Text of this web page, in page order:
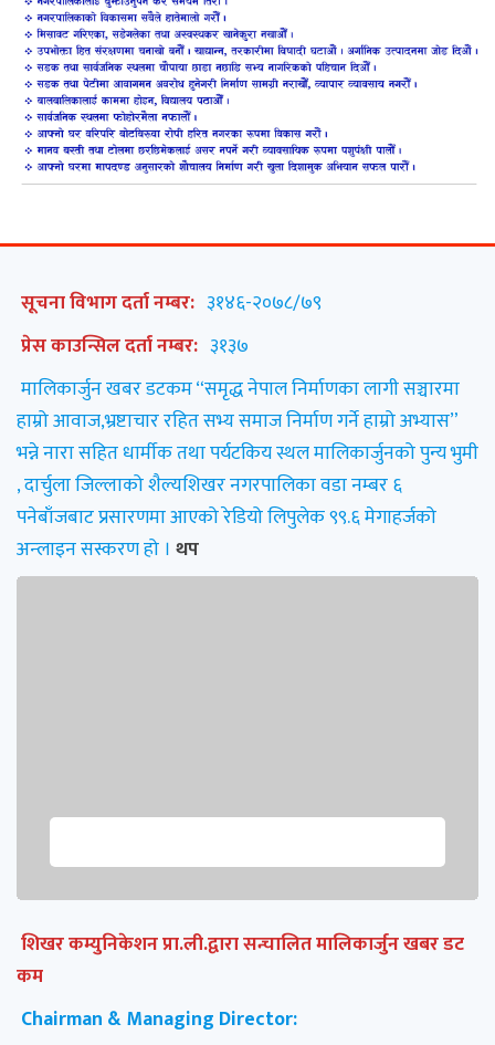
सूचना विभाग दर्ता नम्बर: ३१४६-२०७८/७९
प्रेस काउन्सिल दर्ता नम्बर: ३१३७
मालिकार्जुन खबर डटकम “समृद्ध नेपाल निर्माणका लागी सञ्चारमा
हाम्रो आवाज,भ्रष्टाचार रहित सभ्य समाज निर्माण गर्ने हाम्रो अभ्यास”
भन्ने नारा सहित धार्मीक तथा पर्यटकिय स्थल मालिकार्जुनको पुन्य भुमी
, दार्चुला जिल्लाको शैल्यशिखर नगरपालिका वडा नम्बर ६
पनेबाँजबाट प्रसारणमा आएको रेडियो लिपुलेक ९९.६ मेगाहर्जको
अन्लाइन सस्करण हो । थप
शिखर कम्युनिकेशन प्रा.ली.द्वारा सन्चालित मालिकार्जुन खबर डट
कम
Chairman & Managing Director: